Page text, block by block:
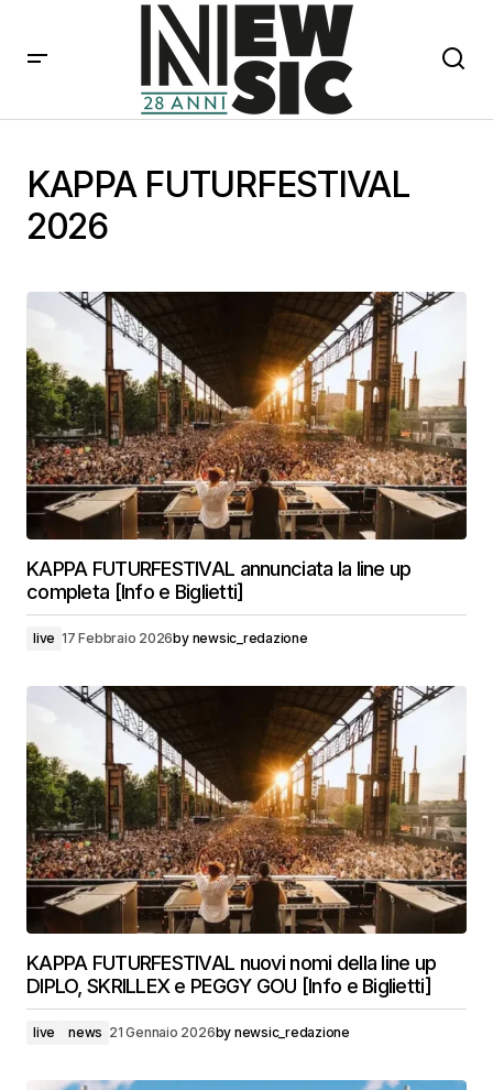
KAPPA FUTURFESTIVAL
2026
KAPPA FUTURFESTIVAL annunciata la line up
completa [Info e Biglietti]
live 17 Febbraio 2026by newsic_redazione
KAPPA FUTURFESTIVAL nuovi nomi della line up
DIPLO, SKRILLEX e PEGGY GOU [Info e Biglietti]
live news 21 Gennaio 2026by newsic_redazione